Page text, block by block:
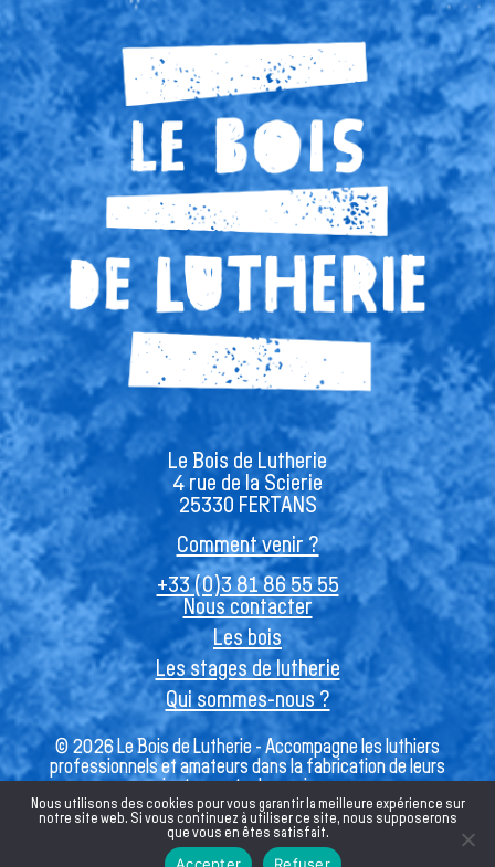
Le Bois de Lutherie
4 rue de la Scierie
25330 FERTANS
Comment venir ?
+33 (0)3 81 86 55 55
Nous contacter
Les bois
Les stages de lutherie
Qui sommes-nous ?
© 2026 Le Bois de Lutherie - Accompagne les luthiers
professionnels et amateurs dans la fabrication de leurs
instruments de musique
Français
Nous utilisons des cookies pour vous garantir la meilleure expérience sur
notre site web. Si vous continuez à utiliser ce site, nous supposerons
que vous en êtes satisfait.
Accepter Refuser